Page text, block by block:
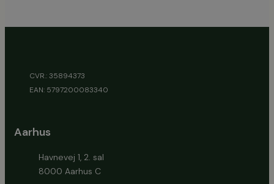
CVR.: 35894373
EAN: 5797200083340
Aarhus
Havnevej 1, 2. sal
8000 Aarhus C